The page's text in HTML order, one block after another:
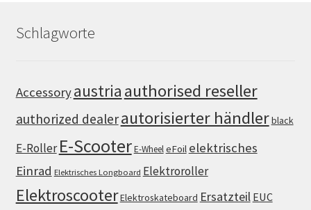
Schlagworte
Accessoryaustria authorised reseller
authorized dealerautorisierter händlerblack
E-Roller E-ScooterE-WheeleFoil elektrisches
Einrad Elektrisches Longboard Elektroroller
ElektroscooterElektroskateboard Ersatzteil EUC